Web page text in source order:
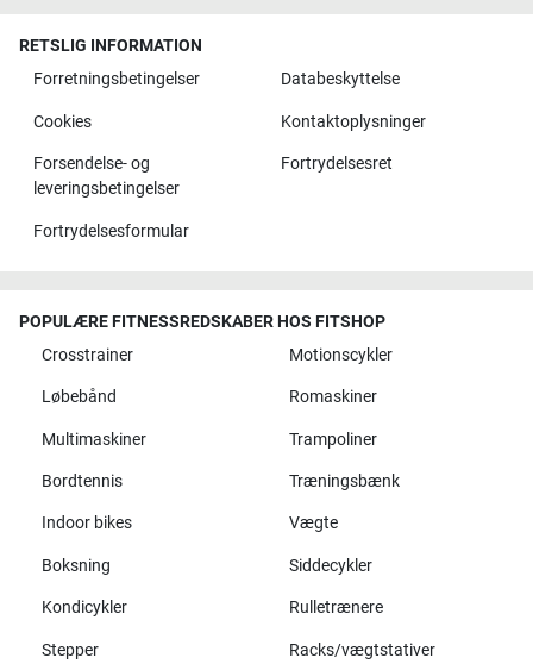
RETSLIG INFORMATION
Forretningsbetingelser
Databeskyttelse
Cookies Kontaktoplysninger
Forsendelse- og
leveringsbetingelser
Fortrydelsesret
Fortrydelsesformular
POPULÆRE FITNESSREDSKABER HOS FITSHOP
Crosstrainer
Motionscykler
Løbebånd Romaskiner
Multimaskiner Trampoliner
Bordtennis Træningsbænk
Indoor bikes Vægte
Boksning Siddecykler
Kondicykler Rulletrænere
Stepper Racks/vægtstativer